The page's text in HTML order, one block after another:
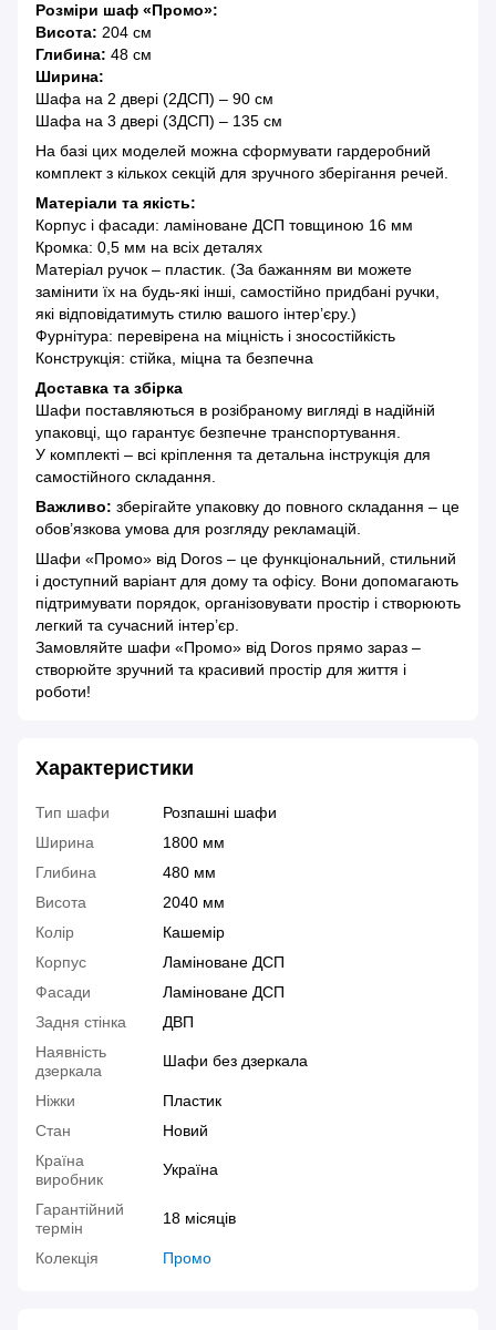
Розміри шаф «Промо»:
Висота: 204 см
Глибина: 48 см
Ширина:
Шафа на 2 двері (2ДСП) – 90 см
Шафа на 3 двері (3ДСП) – 135 см
На базі цих моделей можна сформувати гардеробний
комплект з кількох секцій для зручного зберігання речей.
Матеріали та якість:
Корпус і фасади: ламіноване ДСП товщиною 16 мм
Кромка: 0,5 мм на всіх деталях
Матеріал ручок – пластик. (За бажанням ви можете
замінити їх на будь-які інші, самостійно придбані ручки,
які відповідатимуть стилю вашого інтер’єру.)
Фурнітура: перевірена на міцність і зносостійкість
Конструкція: стійка, міцна та безпечна
Доставка та збірка
Шафи поставляються в розібраному вигляді в надійній
упаковці, що гарантує безпечне транспортування.
У комплекті – всі кріплення та детальна інструкція для
самостійного складання.
Важливо: зберігайте упаковку до повного складання – це
обов’язкова умова для розгляду рекламацій.
Шафи «Промо» від Doros – це функціональний, стильний
і доступний варіант для дому та офісу. Вони допомагають
підтримувати порядок, організовувати простір і створюють
легкий та сучасний інтер’єр.
Замовляйте шафи «Промо» від Doros прямо зараз –
створюйте зручний та красивий простір для життя і
роботи!
Характеристики
Тип шафи
Розпашні шафи
Ширина
1800 мм
Глибина
480 мм
Висота
2040 мм
Колір
Кашемір
Корпус
Ламіноване ДСП
Фасади
Ламіноване ДСП
Задня стінка
ДВП
Наявність
дзеркала
Шафи без дзеркала
Ніжки
Пластик
Стан
Новий
Країна
виробник
Україна
Гарантійний
термін
18 місяців
Колекція Промо